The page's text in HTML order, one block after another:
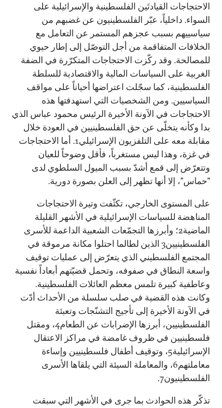
الاحتجاجات القيادتَين الفلسطينية والإسرائيلية على
السواء. داخلياً، عبّر الفلسطينيون عن غضبهم من
سياسييهم بسبب عجزهم المستمر عن التعامل مع
الخلافات المتفاقمة من أجل التوصّل إلى إطار حيوي
للمصالحة. وقد ركّزت الاحتجاجات المتكرّرة في الضفة
الغربية على السياسات المالية والاقتصادية للسلطة
الفلسطينية، كما سجّلت اعتراضها أحياناً على مواقف
السياسيين. ومن الشخصيات التي استهدفتها هذه
الاحتجاجات في الآونة الأخيرة الرئيس محمود عباس الذي
بدا وكأنه يتخلّى عن حق الفلسطينيين في العودة خلال
مقابلة معه على التلفزيون الإسرائيلي1. أما الاحتجاجات
في غزة، وهذا ليس مستغرباً، فأقل وضوحاً للعيان
وتتعرّض إلى قمع أشدّ بسبب الميول السلطوي لدى
"حماس"، إلا أنها تظهر إلى العلن بصورة دورية.
على المستوى الخارجي، تكثّفت وتيرة الاحتجاجات
المناهضة للسياسات الإسرائيلية في الأشهر القليلة
الماضية2؛ وأبرزها التجمّعات الشعبية الداعمة للأسرى
الفلسطينيين3 الذين لطالما احتلوا مكانة مرموقة في
المجتمع الفلسطيني الذي يتعرّض إلى عمليات توقيف
واسعة النطاق في صفوفه، وتحمل قضيّتهم أبعاداً نفسية
وعاطفية كبيرة تلمس معظم العائلات الفلسطينية.
وكانت هذه القضية في صلب سلسلة من الأحداث أدّت
في الآونة الأخيرة إلى تأجيج التشنّجات وتعبئة
الفلسطينيين، أبرزها الإضرابات عن الطعام4، ومقتل
فلسطينيين في ظروف غامضة في مراكز الاعتقال
الإسرائيلية5، وتوقيف أطفال فلسطينيين وإساءة
معاملتهم6، والمعاملة السيئة التي يلقاها الأسرى
الفلسطينيون7.
تذكّر هذه الحوادث بما جرى في الأشهر التي سبقت